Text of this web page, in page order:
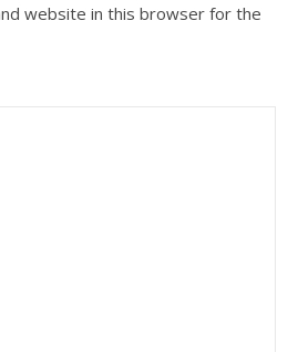
website in this browser for the